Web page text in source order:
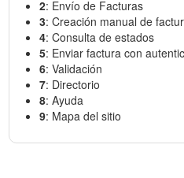
2: Envío de Facturas
3: Creación manual de
4: Consulta de estados
5: Enviar factura con
6: Validación
7: Directorio
8: Ayuda
9: Mapa del sitio